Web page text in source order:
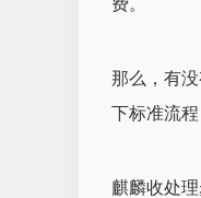
费。
那么，有
下标准流程
麒麟收处